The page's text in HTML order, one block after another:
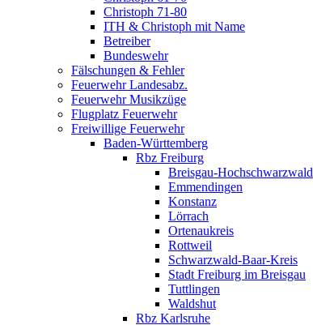
Christoph 71-80
ITH & Christoph mit Name
Betreiber
Bundeswehr
Fälschungen & Fehler
Feuerwehr Landesabz.
Feuerwehr Musikzüge
Flugplatz Feuerwehr
Freiwillige Feuerwehr
Baden-Württemberg
Rbz Freiburg
Breisgau-Hochschwarzwald
Emmendingen
Konstanz
Lörrach
Ortenaukreis
Rottweil
Schwarzwald-Baar-Kreis
Stadt Freiburg im Breisgau
Tuttlingen
Waldshut
Rbz Karlsruhe